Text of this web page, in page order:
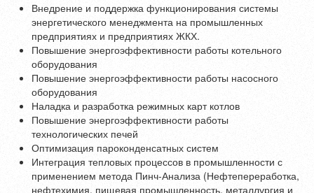
Внедрение и поддержка функционирования системы
энергетического менеджмента на промышленных
предприятиях и предприятиях ЖКХ.
Повышение энергоэффективности работы котельного
оборудования
Повышение энергоэффективности работы насосного
оборудования
Наладка и разработка режимных карт котлов
Повышение энергоэффективности работы
технологических печей
Оптимизация пароконденсатных систем
Интеграция тепловых процессов в промышленности с
применением метода Пинч-Анализа (Нефтепереработка,
нефтехимия, пищевая промышленность, металлургия и